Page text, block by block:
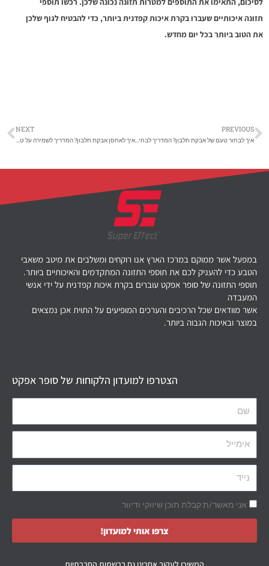
תזונה איכותיים שעברו בקרת איכות קפדנית ביותר, כדי להבטיח לגוף שלכן
את הטוב ביותר בכל יום מחדש.
PREVIOUS
איך לבחור טעם של אבקת חלבון? המדריך לבחירה מנצחת
NEXT
איך לאחסן אבקת חלבון? המדריך לשמירה על טריות התוסף
במפעל אשר ממוקם במרכז הארץ אנו רוקחים ומשלבים את מיטב משאבי
הטבע כדי להעניק לכם את תוספי התזונה המתקדמים והאיכותיים ביותר.
תוספי התזונה של סופר אפקט עוברים בקרת איכות קפדנית על ידי אנשי
המעבדה
אשר מוודאים שכל הרכיבים והערכים המופיעים על התוית אכן נמצאים
במוצר ובאיכות הגבוה ביותר.
הצטרפו למועדון הלקוחות של סופר אפקט
אני מאשר/ת קבלת תוכן שיווקי ודיוור
צרפו אותי למועדון!